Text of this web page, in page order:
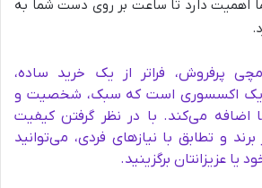
دارد تا ساعت بر روی دست شما به
پرفروش، فراتر از یک خرید ساده،
یک اکسسوری است که سبک، شخصیت و
اضافه می‌کند. با در نظر گرفتن کیفیت
و تطابق با نیازهای فردی، می‌توانید
یا عزیزانتان برگزینید.